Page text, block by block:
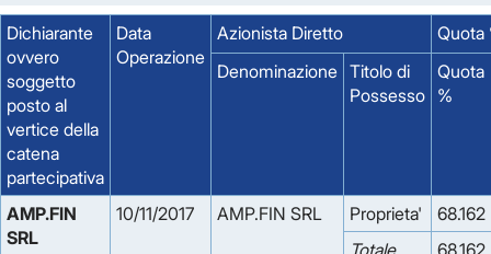
Dichiarante
ovvero
soggetto
posto al
vertice della
catena
partecipativa
Data
Operazione
Azionista Diretto
Quota
Denominazione Titolo di
Possesso
Quota
%
AMP.FIN
SRL
10/11/2017 AMP.FIN SRL Proprieta'
68.162
Totale
68.162